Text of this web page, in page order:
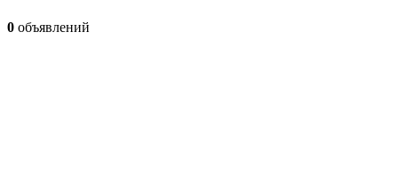
0 объявлений